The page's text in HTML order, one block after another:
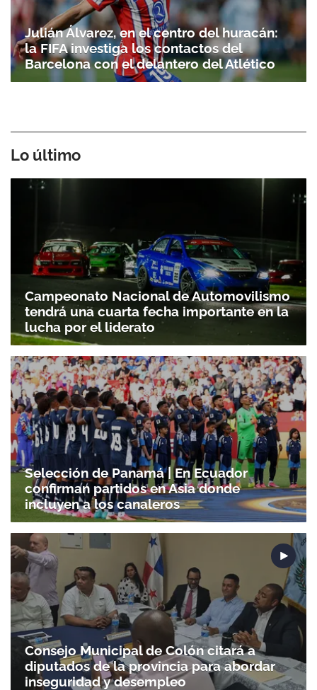
Julián Álvarez, en el centro del huracán:
la FIFA investiga los contactos del
Barcelona con el delantero del Atlético
Lo último
Campeonato Nacional de Automovilismo
tendrá una cuarta fecha importante en la
lucha por el liderato
Selección de Panamá | En Ecuador
confirman partidos en Asia donde
incluyen a los canaleros
Consejo Municipal de Colón citará a
diputados de la provincia para abordar
inseguridad y desempleo